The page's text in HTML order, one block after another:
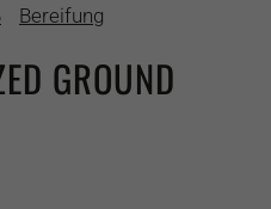
Bereifung
GROUND